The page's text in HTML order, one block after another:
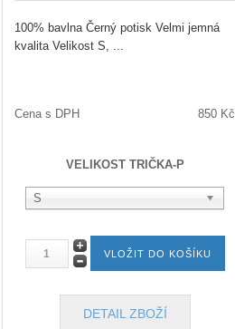
100% bavlna Černý potisk Velmi jemná
kvalita Velikost S, ...
Cena s DPH 850 Kč
VELIKOST TRIČKA-P
S
DETAIL ZBOŽÍ